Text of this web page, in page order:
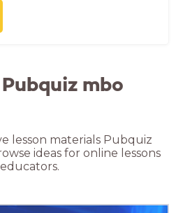
mbo
lesson materials Pubquiz
ideas for online lessons